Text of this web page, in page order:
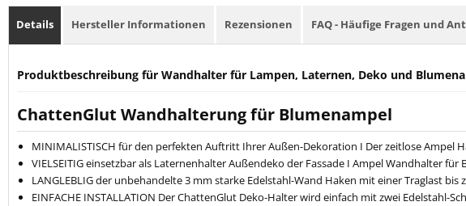
Details Hersteller Informationen Rezensionen FAQ - Häufige Fragen und
Produktbeschreibung für Wandhalter für Lampen, Laternen, Deko und
ChattenGlut Wandhalterung für Blumenampel
MINIMALISTISCH für den perfekten Auftritt Ihrer Außen-Dekoration I Der zeitlose
VIELSEITIG einsetzbar als Laternenhalter Außendeko der Fassade I Ampel Wandhalter
LANGLEBLIG der unbehandelte 3 mm starke Edelstahl-Wand Haken mit einer Traglast
EINFACHE INSTALLATION Der ChattenGlut Deko-Halter wird einfach mit zwei